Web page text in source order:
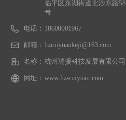
临平区东湖街道北沙东路58
号
电话： 18600001967
邮箱： hzruiyuankeji@163.com
名称： 杭州瑞援科技发展有限公司
网址： www.hz-ruiyuan.com